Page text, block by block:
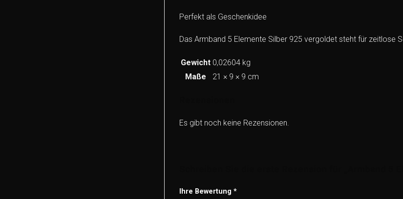
Perfekt als Geschenkidee
Das Armband 5 Elemente Silber 925 vergoldet steht für zeitlose
Gewicht 0,02604 kg
Maße
21 × 9 × 9 cm
Es gibt noch keine Rezensionen.
Ihre Bewertung *